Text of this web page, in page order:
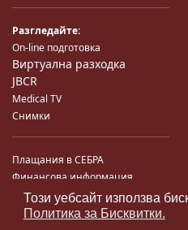
Този уебсайт използва
Политика за Бисквитки.
Разгледайте:
On-line подготовка
Виртуална разходка
JBCR
Medical TV
Снимки
Плащания в СЕБРА
Финансова информация
Система за финансово упр-е и
контрол